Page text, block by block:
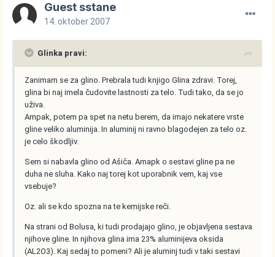
Guest sstane
14. oktober 2007
Glinka pravi:
Zanimam se za glino. Prebrala tudi knjigo Glina zdravi. Torej,
glina bi naj imela čudovite lastnosti za telo. Tudi tako, da se jo
uživa.
Ampak, potem pa spet na netu berem, da imajo nekatere vrste
gline veliko aluminija. In aluminij ni ravno blagodejen za telo oz.
je celo škodljiv.
Sem si nabavla glino od Ašiča. Amapk o sestavi gline pa ne
duha ne sluha. Kako naj torej kot uporabnik vem, kaj vse
vsebuje?
Oz. ali se kdo spozna na te kemijske reči.
Na strani od Bolusa, ki tudi prodajajo glino, je objavljena sestava
njihove gline. In njihova glina ima 23% aluminijeva oksida
(AL2O3). Kaj sedaj to pomeni? Ali je aluminj tudi v taki sestavi